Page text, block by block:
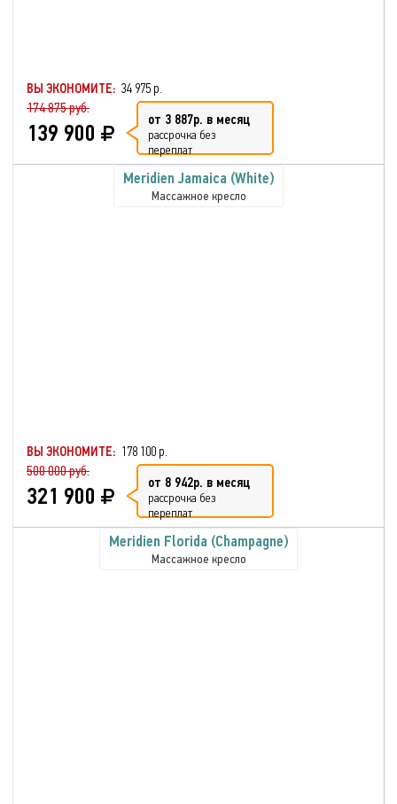
ВЫ ЭКОНОМИТЕ: 34 975 р.
174 875 руб.
139 900 от 3 887р. в месяц
рассрочка без
переплат
Meridien Jamaica (White)
Массажное кресло
ВЫ ЭКОНОМИТЕ: 178 100 р.
500 000 руб.
321 900 от 8 942р. в месяц
рассрочка без
переплат
Meridien Florida (Champagne)
Массажное кресло